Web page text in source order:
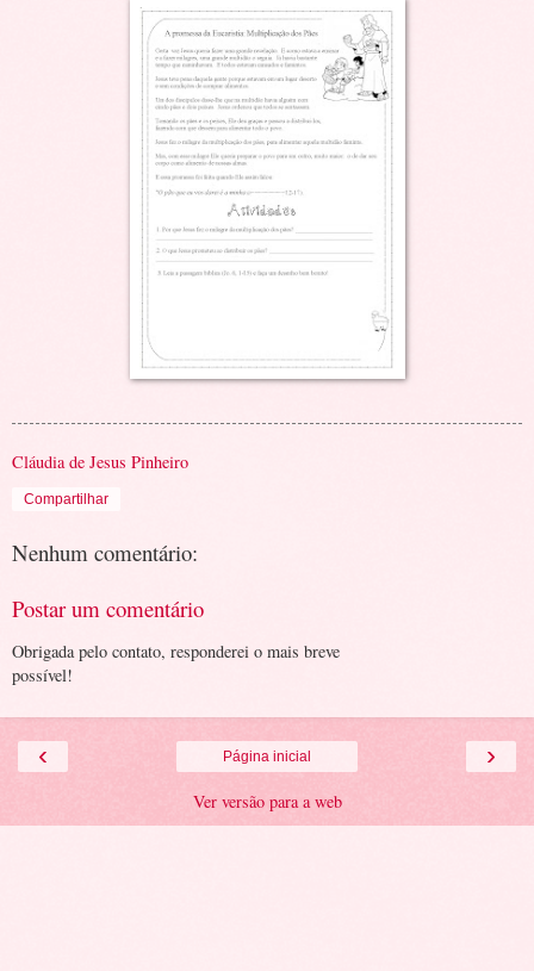
Cláudia de Jesus Pinheiro
Compartilhar
Nenhum comentário:
Postar um comentário
Obrigada pelo contato, responderei o mais breve
possível!
‹ ›
Página inicial
Ver versão para a web